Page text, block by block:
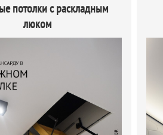
потолки с раскладным
люком